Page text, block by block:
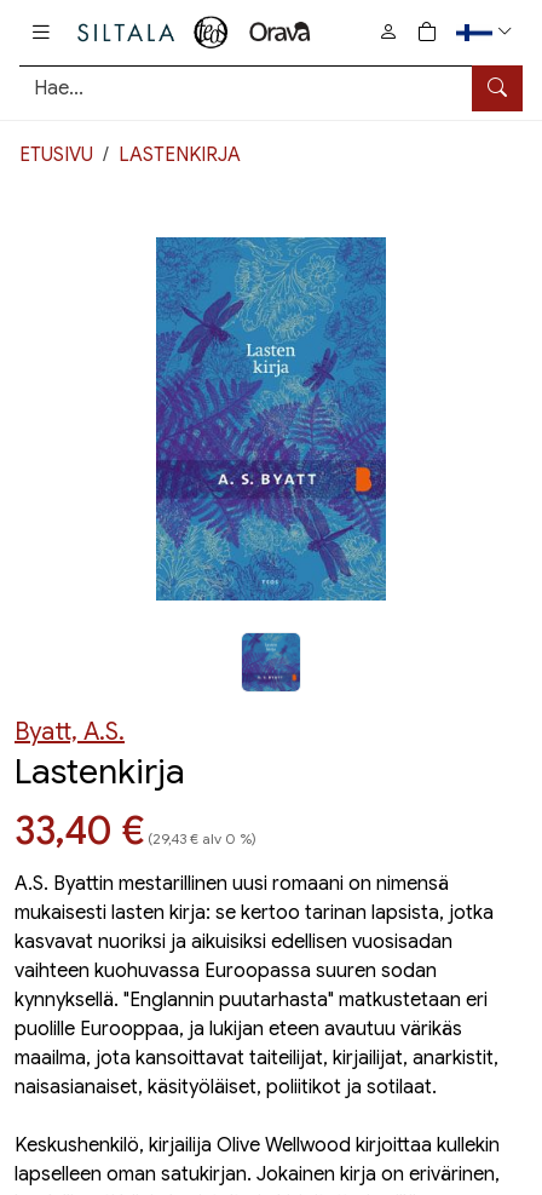
Hae
0
tuotetta
ETUSIVU LASTENKIRJA
Byatt, A.S.
Lastenkirja
Hinta nyt
33,40 € (29,43 € alv 0 %)
A.S. Byattin mestarillinen uusi romaani on nimensä
mukaisesti lasten kirja: se kertoo tarinan lapsista, jotka
kasvavat nuoriksi ja aikuisiksi edellisen vuosisadan
vaihteen kuohuvassa Euroopassa suuren sodan
kynnyksellä. "Englannin puutarhasta" matkustetaan eri
puolille Eurooppaa, ja lukijan eteen avautuu värikäs
maailma, jota kansoittavat taiteilijat, kirjailijat, anarkistit,
naisasianaiset, käsityöläiset, poliitikot ja sotilaat.
Keskushenkilö, kirjailija Olive Wellwood kirjoittaa kullekin
lapselleen oman satukirjan. Jokainen kirja on erivärinen,